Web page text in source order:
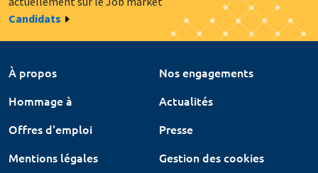
Candidats
À propos
Nos engagements
Hommage à
Actualités
Offres d'emploi
Presse
Mentions légales
Gestion des cookies